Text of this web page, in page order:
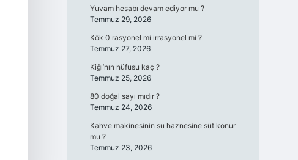
Yuvam hesabı devam ediyor mu ?
Temmuz 29, 2026
Kök 0 rasyonel mi irrasyonel mi ?
Temmuz 27, 2026
Kiğı’nın nüfusu kaç ?
Temmuz 25, 2026
80 doğal sayı mıdır ?
Temmuz 24, 2026
Kahve makinesinin su haznesine süt konur
mu ?
Temmuz 23, 2026